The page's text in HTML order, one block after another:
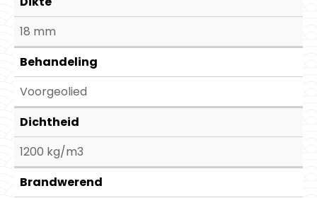
18 mm
Behandeling
Voorgeolied
Dichtheid
1200 kg/m3
Brandwerend